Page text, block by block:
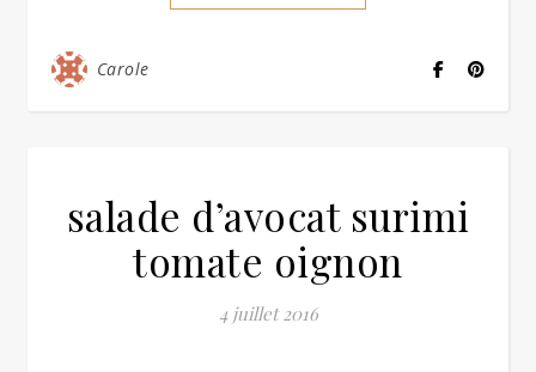
Carole
salade d’avocat surimi
tomate oignon
4 juillet 2016